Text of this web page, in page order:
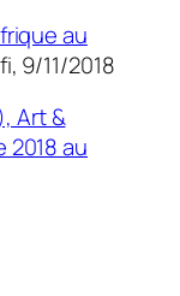
au
9/11/2018
Art &
2018 au